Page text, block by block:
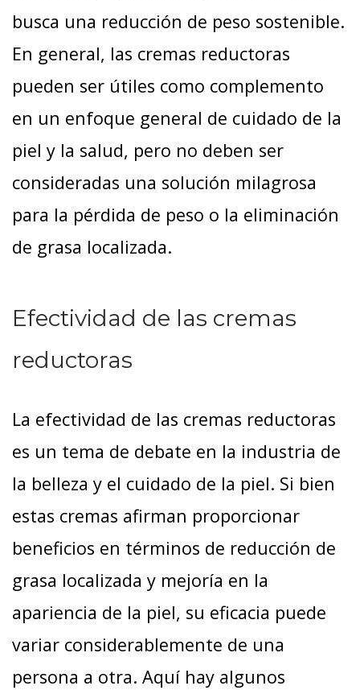
busca una reducción de peso sostenible.
En general, las cremas reductoras
pueden ser útiles como complemento
en un enfoque general de cuidado de la
piel y la salud, pero no deben ser
consideradas una solución milagrosa
para la pérdida de peso o la eliminación
de grasa localizada.
Efectividad de las cremas
reductoras
La efectividad de las cremas reductoras
es un tema de debate en la industria de
la belleza y el cuidado de la piel. Si bien
estas cremas afirman proporcionar
beneficios en términos de reducción de
grasa localizada y mejoría en la
apariencia de la piel, su eficacia puede
variar considerablemente de una
persona a otra. Aquí hay algunos